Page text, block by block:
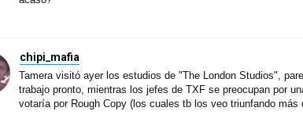
chipi_mafia
Tamera visitó ayer los estudios de "The London Studios",
trabajo pronto, mientras los jefes de TXF se preocupan por
votaría por Rough Copy (los cuales tb los veo triunfando más